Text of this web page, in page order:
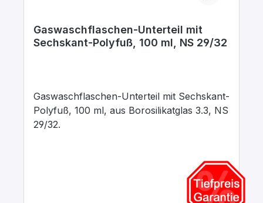
Gaswaschflaschen-Unterteil mit
Sechskant-Polyfuß, 100 ml, NS 29/32
Gaswaschflaschen-Unterteil mit Sechskant-
Polyfuß, 100 ml, aus Borosilikatglas 3.3, NS
29/32.